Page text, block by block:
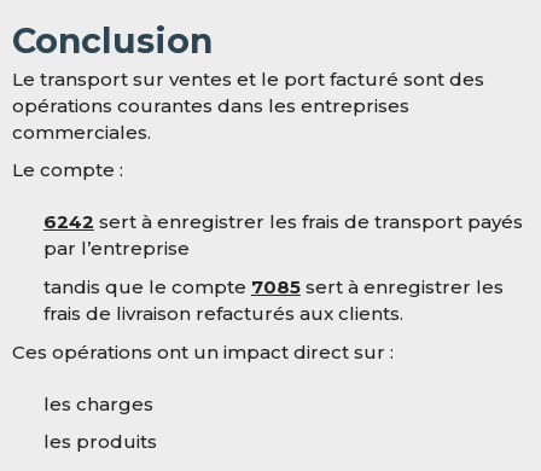
Conclusion
Le transport sur ventes et le port facturé sont des
opérations courantes dans les entreprises
commerciales.
Le compte :
6242 sert à enregistrer les frais de transport payés
par l’entreprise
tandis que le compte 7085sert à enregistrer les
frais de livraison refacturés aux clients.
Ces opérations ont un impact direct sur :
les charges
les produits